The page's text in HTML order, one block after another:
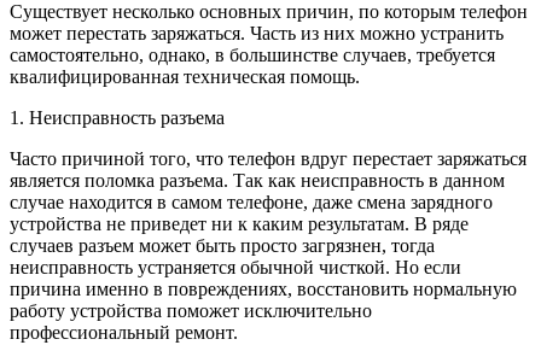
Существует несколько основных причин, по которым телефон
может перестать заряжаться. Часть из них можно устранить
самостоятельно, однако, в большинстве случаев, требуется
квалифицированная техническая помощь.
1. Неисправность разъема
Часто причиной того, что телефон вдруг перестает заряжаться
является поломка разъема. Так как неисправность в данном
случае находится в самом телефоне, даже смена зарядного
устройства не приведет ни к каким результатам. В ряде
случаев разъем может быть просто загрязнен, тогда
неисправность устраняется обычной чисткой. Но если
причина именно в повреждениях, восстановить нормальную
работу устройства поможет исключительно
профессиональный ремонт.